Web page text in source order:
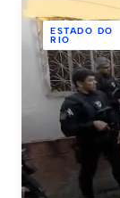
ESTADO DO
RIO